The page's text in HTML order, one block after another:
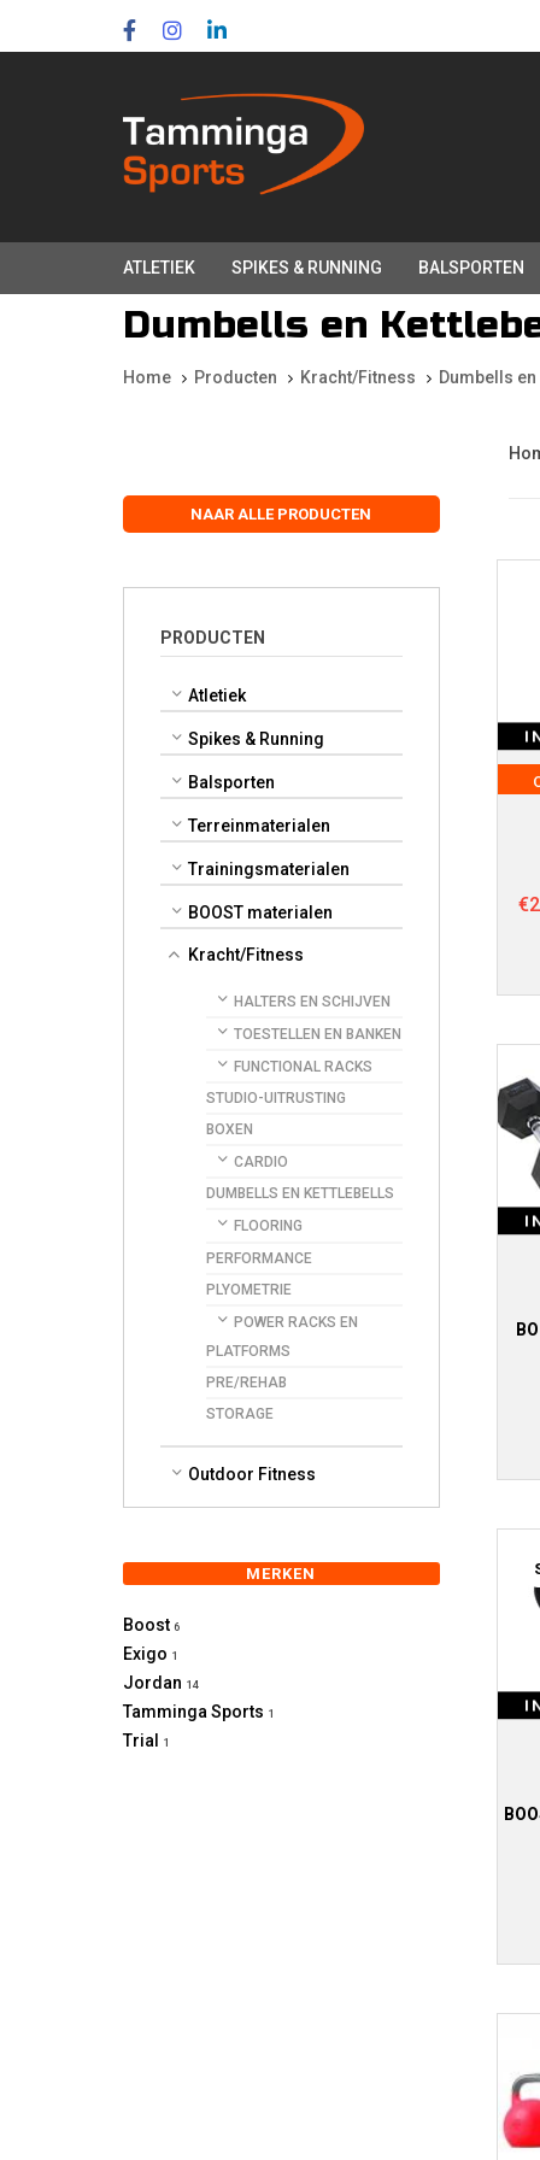
ATLETIEK SPIKES & RUNNING BALSPORTEN
Dumbells en
Home Producten Kracht/Fitness Dumbells
NAAR ALLE PRODUCTEN
PRODUCTEN
Atletiek
Spikes & Running
Balsporten
Terreinmaterialen
Trainingsmaterialen
BOOST materialen
Kracht/Fitness
HALTERS EN SCHIJVEN
TOESTELLEN EN BANKEN
FUNCTIONAL RACKS
STUDIO-UITRUSTING
BOXEN
CARDIO
DUMBELLS EN KETTLEBELLS
FLOORING
PERFORMANCE
PLYOMETRIE
POWER RACKS EN
PLATFORMS
PRE/REHAB
STORAGE
Outdoor Fitness
MERKEN
Boost 6
Exigo 1
Jordan 14
Tamminga Sports 1
Trial 1
€